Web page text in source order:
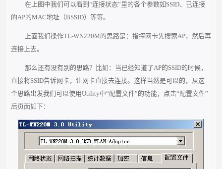
在上图中我们可以看到“连接状态”里的各个参数如SSID、已连接
的AP的MAC地址（BSSID）等等。
上面我们操作TL-WN220M的思路是：指挥网卡先搜索AP，然后再
连接上去。
那么还有没有别的思路？比如：当已经知道了AP的SSID的时候，
直接将SSID告诉网卡，让网卡直接去连接。这样当然是可以的，从这
个思路出发我们可以使用Utility中“配置文件”的功能，点击“配置文件”
后页面如下：